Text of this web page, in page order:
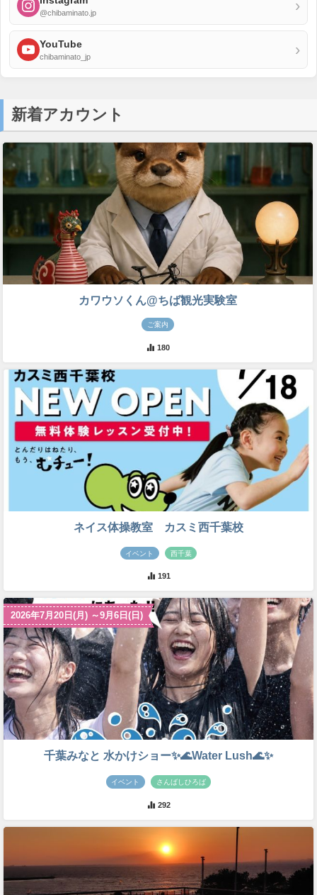
@chibaminato.jp ›
YouTube
chibaminato_jp ›
新着アカウント
カワウソくん@ちば観光実験室
ご案内
180
ネイス体操教室 カスミ西千葉校
イベント 西千葉
191
2026年7月20日(月) ～9月6日(日)
千葉みなと 水かけショー✨🌊Water Lush🌊✨
イベント さんばしひろば
292